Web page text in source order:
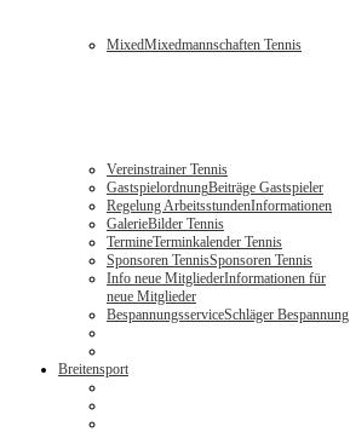
MixedMixedmannschaften Tennis
Vereinstrainer Tennis
GastspielordnungBeiträge Gastspieler
Regelung ArbeitsstundenInformationen
GalerieBilder Tennis
TermineTerminkalender Tennis
Sponsoren TennisSponsoren Tennis
Info neue MitgliederInformationen für
neue Mitglieder
BespannungsserviceSchläger Bespannung
Breitensport